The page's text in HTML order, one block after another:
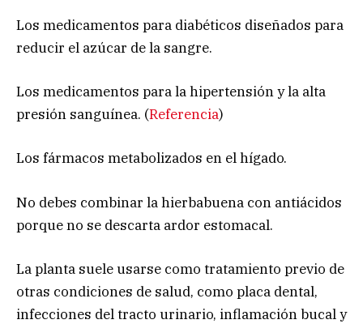
Los medicamentos para diabéticos diseñados para
reducir el azúcar de la sangre.
Los medicamentos para la hipertensión y la alta
presión sanguínea. (Referencia)
Los fármacos metabolizados en el hígado.
No debes combinar la hierbabuena con antiácidos
porque no se descarta ardor estomacal.
La planta suele usarse como tratamiento previo de
otras condiciones de salud, como placa dental,
infecciones del tracto urinario, inflamación bucal y